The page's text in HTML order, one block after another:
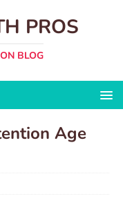
PROS
BLOG
Age